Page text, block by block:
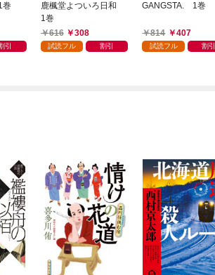
引
鹿楓堂よついろ日和
1巻
616
308
試読フル 割引
GANGSTA. 1巻
814 407
試読フル 割引